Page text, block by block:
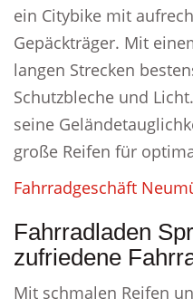
ein Citybike mit
Gepäckträger. Mit
langen Strecken
Schutzbleche und
seine
große Reifen für
Fahrradgeschäft
Fahrradladen
zufriedene
Mit schmalen Reifen